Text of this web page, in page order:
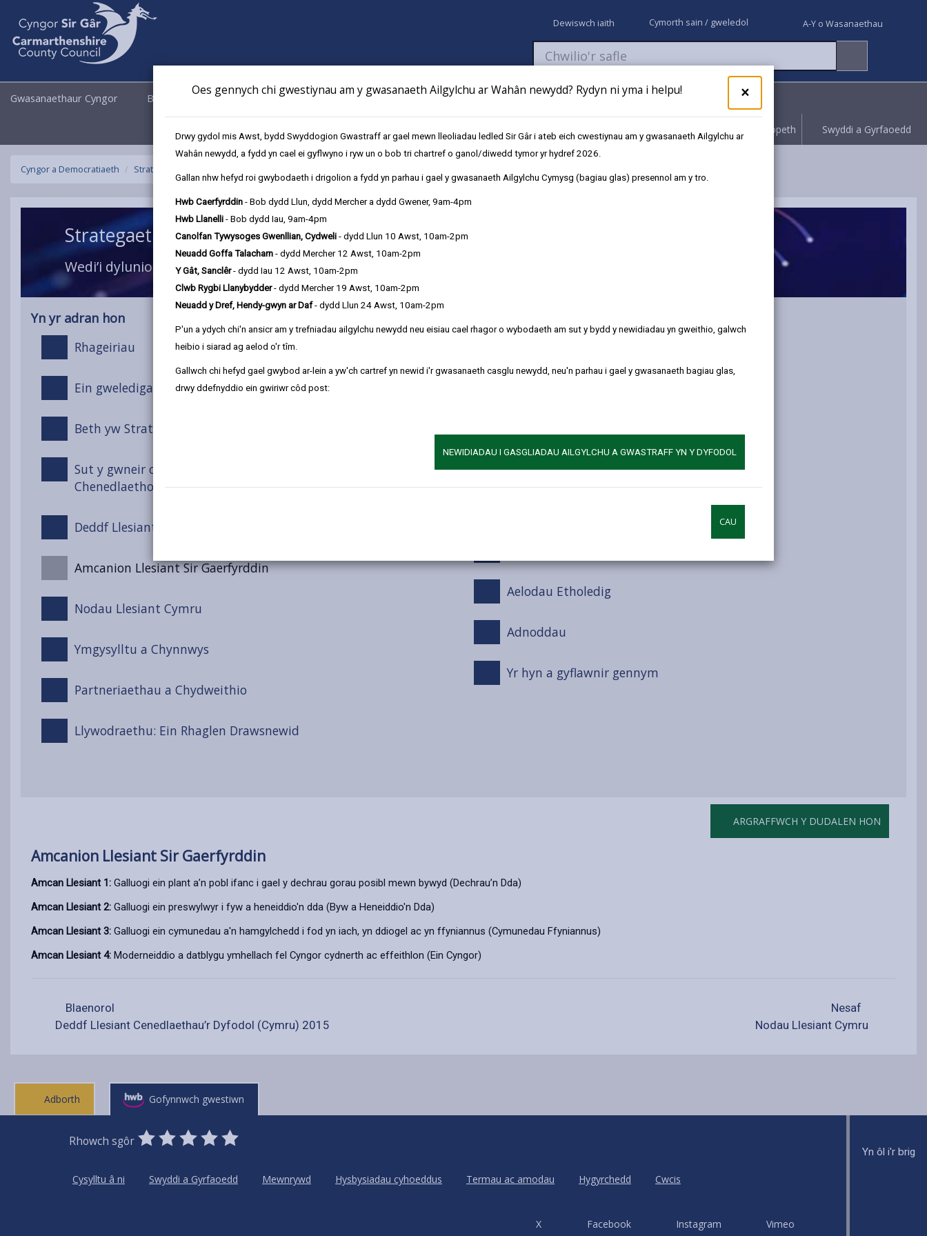
×
Oes gennych chi gwestiynau am y gwasanaeth Ailgylchu ar Wahân newydd? Rydyn ni yma i helpu!
Drwy gydol mis Awst, bydd Swyddogion Gwastraff ar gael mewn lleoliadau ledled Sir Gâr i ateb eich cwestiynau am y gwasanaeth Ailgylchu ar
Wahân newydd, a fydd yn cael ei gyflwyno i ryw un o bob tri chartref o ganol/diwedd tymor yr hydref 2026.
Gallan nhw hefyd roi gwybodaeth i drigolion a fydd yn parhau i gael y gwasanaeth Ailgylchu Cymysg (bagiau glas) presennol am y tro.
Hwb Caerfyrddin - Bob dydd Llun, dydd Mercher a dydd Gwener, 9am-4pm
Hwb Llanelli - Bob dydd Iau, 9am-4pm
Canolfan Tywysoges Gwenllian, Cydweli - dydd Llun 10 Awst, 10am-2pm
Neuadd Goffa Talacharn - dydd Mercher 12 Awst, 10am-2pm
Y Gât, Sanclêr- dydd Iau 12 Awst, 10am-2pm
Clwb Rygbi Llanybydder- dydd Mercher 19 Awst, 10am-2pm
Neuadd y Dref, Hendy-gwyn ar Daf- dydd Llun 24 Awst, 10am-2pm
P'un a ydych chi'n ansicr am y trefniadau ailgylchu newydd neu eisiau cael rhagor o wybodaeth am sut y bydd y newidiadau yn gweithio, galwch
heibio i siarad ag aelod o'r tîm.
Gallwch chi hefyd gael gwybod ar-lein a yw'ch cartref yn newid i'r gwasanaeth casglu newydd, neu'n parhau i gael y gwasanaeth bagiau glas,
drwy ddefnyddio ein gwiriwr côd post:
NEWIDIADAU I GASGLIADAU AILGYLCHU A GWASTRAFF YN Y DYFODOL
CAU
Dewiswch iaith Cymorth sain / gweledol A-Y o Wasanaethau
Gwasanaethaur Cyngor Busnes Cyngor a Democratiaeth Newyddion
Fy Nghyfrifon Talu Cyflwyno cais Rhoi gwybod Hawliwch bopeth Swyddi a Gyrfaoedd
Cyngor a Democratiaeth Strategaethau, cynlluniau a pholisïau
Strategaeth Ddigidol 2024 -2027
Wedi’i dylunio ar gyfer pobl, a’i galluogi gan dechnoleg.
Yn yr adran hon
Rhageiriau
Ein gweledigaeth ar gyfer Sir Gaerfyrddin
Beth yw Strategaeth Ddigidol?
Sut y gwneir cynlluniau: Cysoni Lleol, Rhanbarthol a
Chenedlaethol
Deddf Llesiant Cenedlaethau’r Dyfodol (Cymru) 2015
Amcanion Llesiant Sir Gaerfyrddin
Nodau Llesiant Cymru
Ymgysylltu a Chynnwys
Partneriaethau a Chydweithio
Llywodraethu: Ein Rhaglen Drawsnewid
Carbon Sero Net
Aelodau Etholedig
Adnoddau
Yr hyn a gyflawnir gennym
ARGRAFFWCH Y DUDALEN HON
Amcanion Llesiant Sir Gaerfyrddin
Amcan Llesiant 1: Galluogi ein plant a’n pobl ifanc i gael y dechrau gorau posibl mewn bywyd (Dechrau’n Dda)
Amcan Llesiant 2: Galluogi ein preswylwyr i fyw a heneiddio'n dda (Byw a Heneiddio'n Dda)
Amcan Llesiant 3: Galluogi ein cymunedau a'n hamgylchedd i fod yn iach, yn ddiogel ac yn ffyniannus (Cymunedau Ffyniannus)
Amcan Llesiant 4: Moderneiddio a datblygu ymhellach fel Cyngor cydnerth ac effeithlon (Ein Cyngor)
Blaenorol
Deddf Llesiant Cenedlaethau’r Dyfodol (Cymru) 2015
Nesaf
Nodau Llesiant Cymru
Adborth Gofynnwch gwestiwn
Rhowch sgôr
0
Stars
1
Star
2
Stars
3
Stars
4
Stars
5
Stars
Cysylltu â ni
Swyddi a Gyrfaoedd Mewnrywd Hysbysiadau cyhoeddus Termau ac amodau Hygyrchedd Cwcis
X Facebook Instagram Vimeo
Yn ôl i'r brig